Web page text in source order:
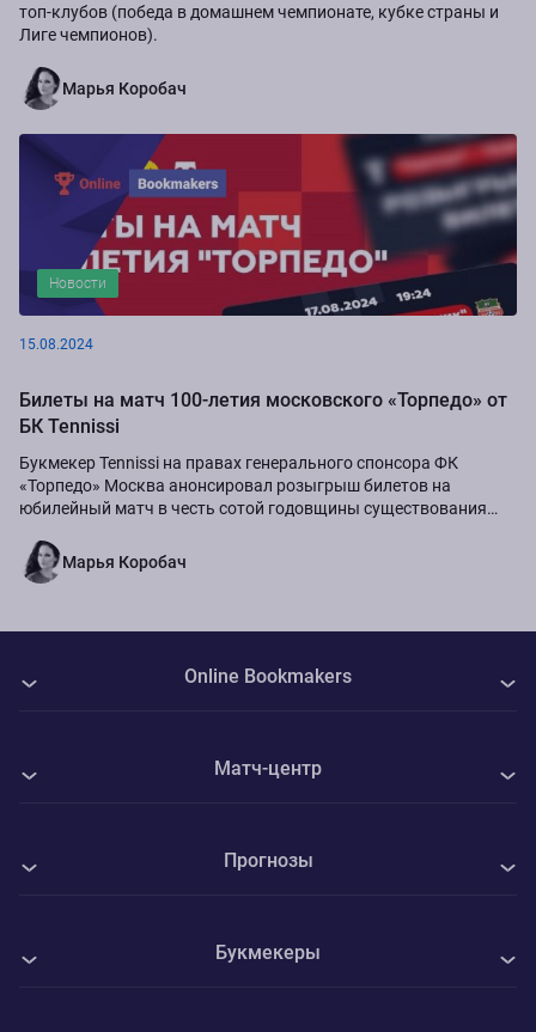
топ-клубов (победа в домашнем чемпионате, кубке страны и
Лиге чемпионов).
Марья Коробач
Новости
15.08.2024
Билеты на матч 100-летия московского «Торпедо» от
БК Tennissi
Букмекер Tennissi на правах генерального спонсора ФК
«Торпедо» Москва анонсировал розыгрыш билетов на
юбилейный матч в честь сотой годовщины существования
Марья Коробач
Букмекеры
Прогнозы
Матч-центр
Ротор - Челябинск
Online Bookmakers
Контакты
Конфиденциальность